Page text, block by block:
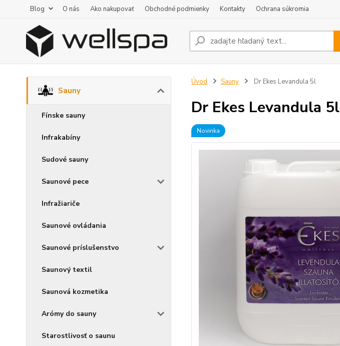
Blog O nás Ako nakupovať Obchodné podmienky Kontakty Ochrana súkromia
Sauny
Fínske sauny
Infrakabíny
Sudové sauny
Saunové pece
Infražiariče
Saunové ovládania
Saunové príslušenstvo
Saunový textil
Saunová kozmetika
Arómy do sauny
Starostlivosť o saunu
Úvod Sauny Dr Ekes Levandula 5l
Dr Ekes Levandula 5l
Novinka